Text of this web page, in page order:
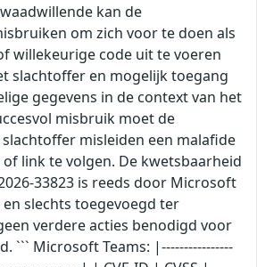
kan de
om zich voor te doen als
willekeurige code uit te voeren
slachtoffer en mogelijk toegang
gegevens in de context van het
misbruik moet de
misleiden een malafide
link te volgen. De kwetsbaarheid
33823 is reeds door Microsoft
slechts toegevoegd ter
verdere acties benodigd voor
``` Microsoft Teams: |----------------